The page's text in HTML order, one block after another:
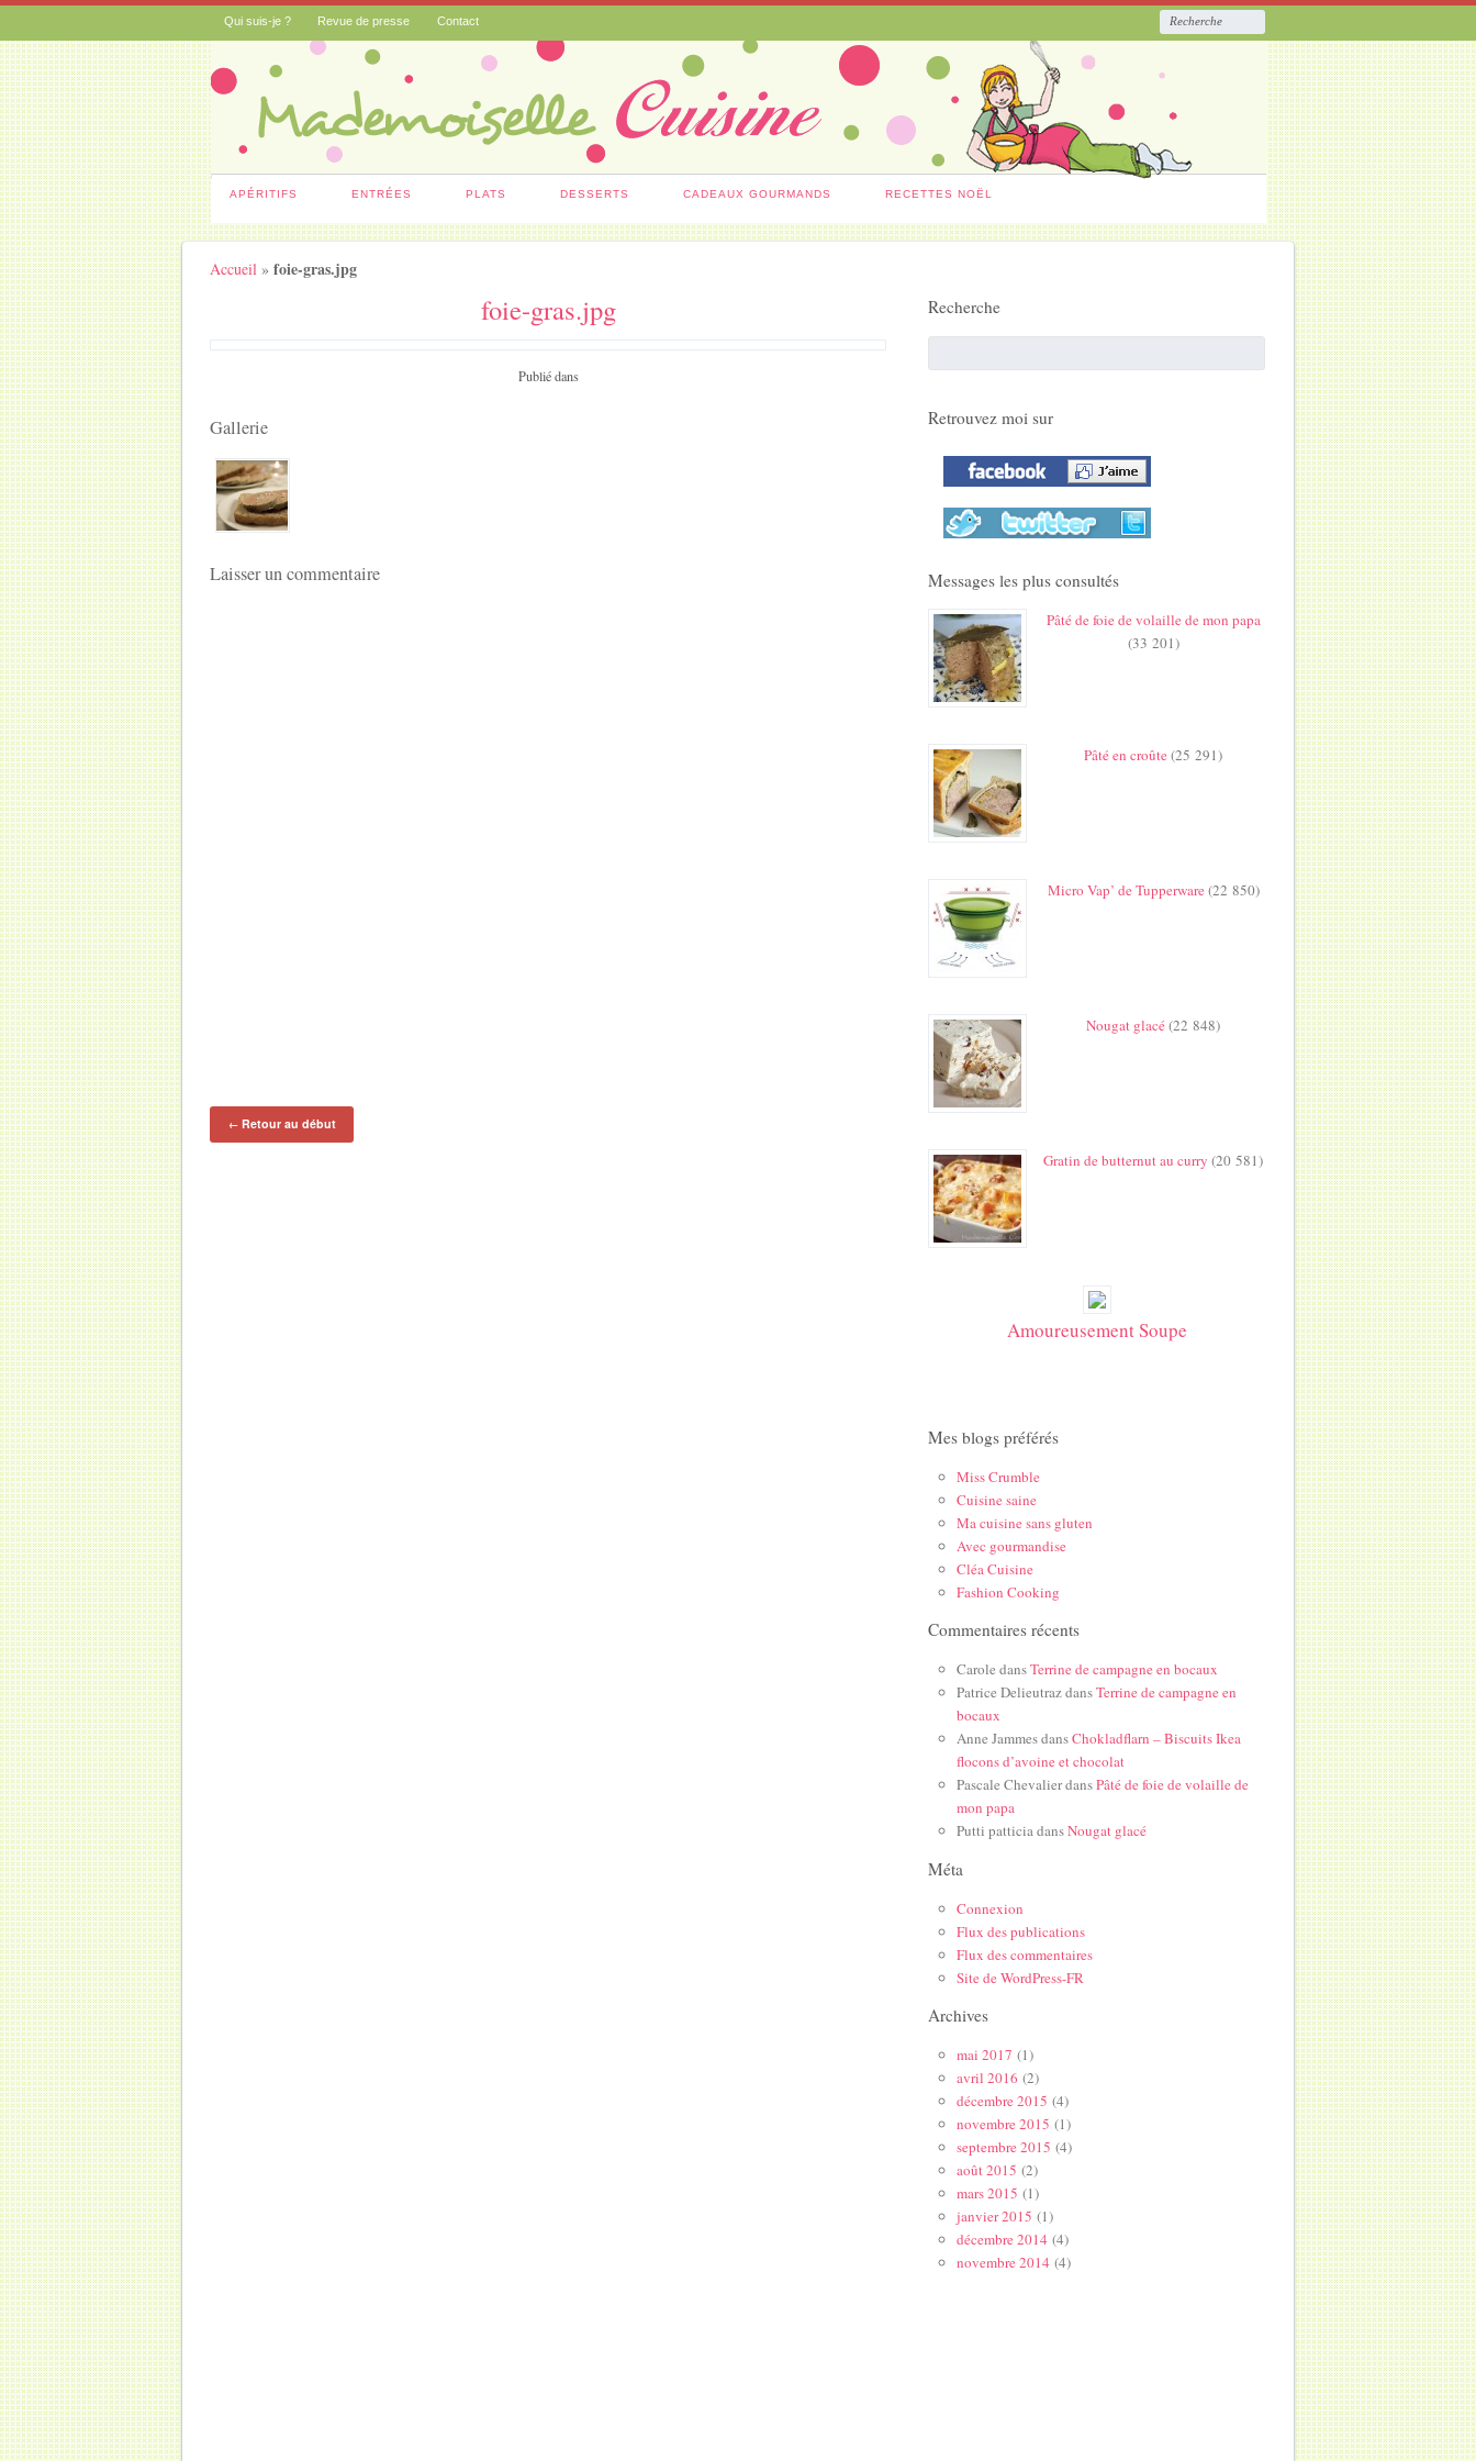
Qui suis-je ? Revue de presse Contact
APÉRITIFS ENTRÉES PLATS DESSERTS CADEAUX GOURMANDS RECETTES NOËL
Accueil »foie-gras.jpg
foie-gras.jpg
Publié dans
Gallerie
Laisser un commentaire
←Retour au début
Recherche
Retrouvez moi sur
Messages les plus consultés
Pâté de foie de volaille de mon papa
(33 201)
Pâté en croûte(25 291)
Micro Vap’ de Tupperware(22 850)
Nougat glacé(22 848)
Gratin de butternut au curry (20 581)
Amoureusement Soupe
Mes blogs préférés
Miss Crumble
Cuisine saine
Ma cuisine sans gluten
Avec gourmandise
Cléa Cuisine
Fashion Cooking
Commentaires récents
Carole dansTerrine de campagne en bocaux
Patrice DelieutrazdansTerrine de campagne en
bocaux
Anne JammesdansChokladflarn – Biscuits Ikea
flocons d’avoine et chocolat
Pascale ChevalierdansPâté de foie de volaille de
mon papa
Putti patticiadansNougat glacé
Méta
Connexion
Flux des publications
Flux des commentaires
Site de WordPress-FR
Archives
mai 2017 (1)
avril 2016 (2)
décembre 2015 (4)
novembre 2015 (1)
septembre 2015 (4)
août 2015 (2)
mars 2015 (1)
janvier 2015 (1)
décembre 2014 (4)
novembre 2014 (4)